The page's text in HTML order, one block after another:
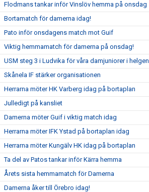
Flodmans tankar inför Vinslöv hemma på onsdag
Bortamatch för damerna idag!
Pato inför onsdagens match mot Guif
Viktig hemmamatch för damerna på onsdag!
USM steg 3 i Ludvika för våra damjuniorer i helgen
Skånela IF stärker organisationen
Herrarna möter HK Varberg idag på bortaplan
Julledigt på kansliet
Damerna möter Guif i viktig match idag
Herrarna möter IFK Ystad på bortaplan idag
Herrarna möter Kungälv HK idag på bortaplan
Ta del av Patos tankar inför Kärra hemma
Årets sista hemmamatch för Damerna
Damerna åker till Örebro idag!